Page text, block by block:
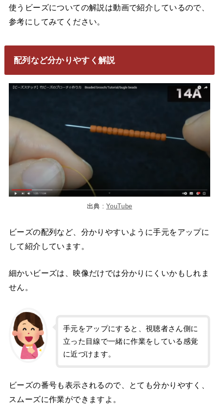
使うビーズについての解説は動画で紹介しているので、
参考にしてみてください。
配列など分かりやすく解説
出典 :YouTube
ビーズの配列など、分かりやすいように手元をアップに
して紹介しています。
細かいビーズは、映像だけでは分かりにくいかもしれま
せん。
手元をアップにすると、視聴者さん側に
立った目線で一緒に作業をしている感覚
に近づけます。
ビーズの番号も表示されるので、とても分かりやすく、
スムーズに作業ができますよ。